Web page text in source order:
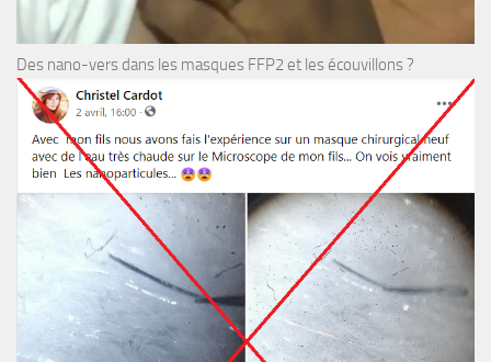
Des nano-vers dans les masques FFP2 et les écouvillons ?